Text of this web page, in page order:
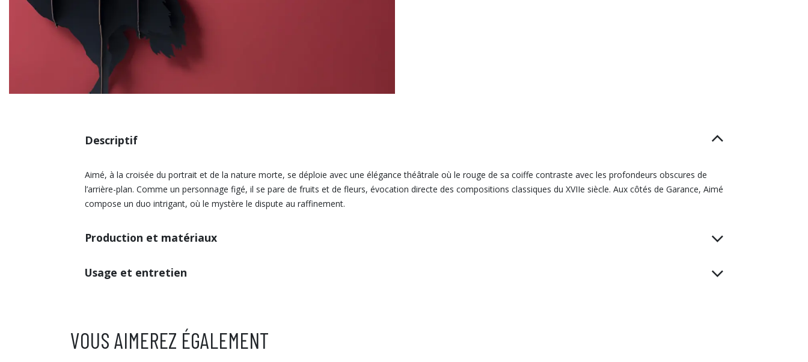
Descriptif
Aimé, à la croisée du portrait et de la nature morte, se déploie avec une élégance théâtrale où le rouge de sa coiffe contraste avec les profondeurs obscures de
l’arrière-plan. Comme un personnage figé, il se pare de fruits et de fleurs, évocation directe des compositions classiques du XVIIe siècle. Aux côtés de Garance, Aimé
compose un duo intrigant, où le mystère le dispute au raffinement.
Production et matériaux
Usage et entretien
VOUS AIMEREZ ÉGALEMENT